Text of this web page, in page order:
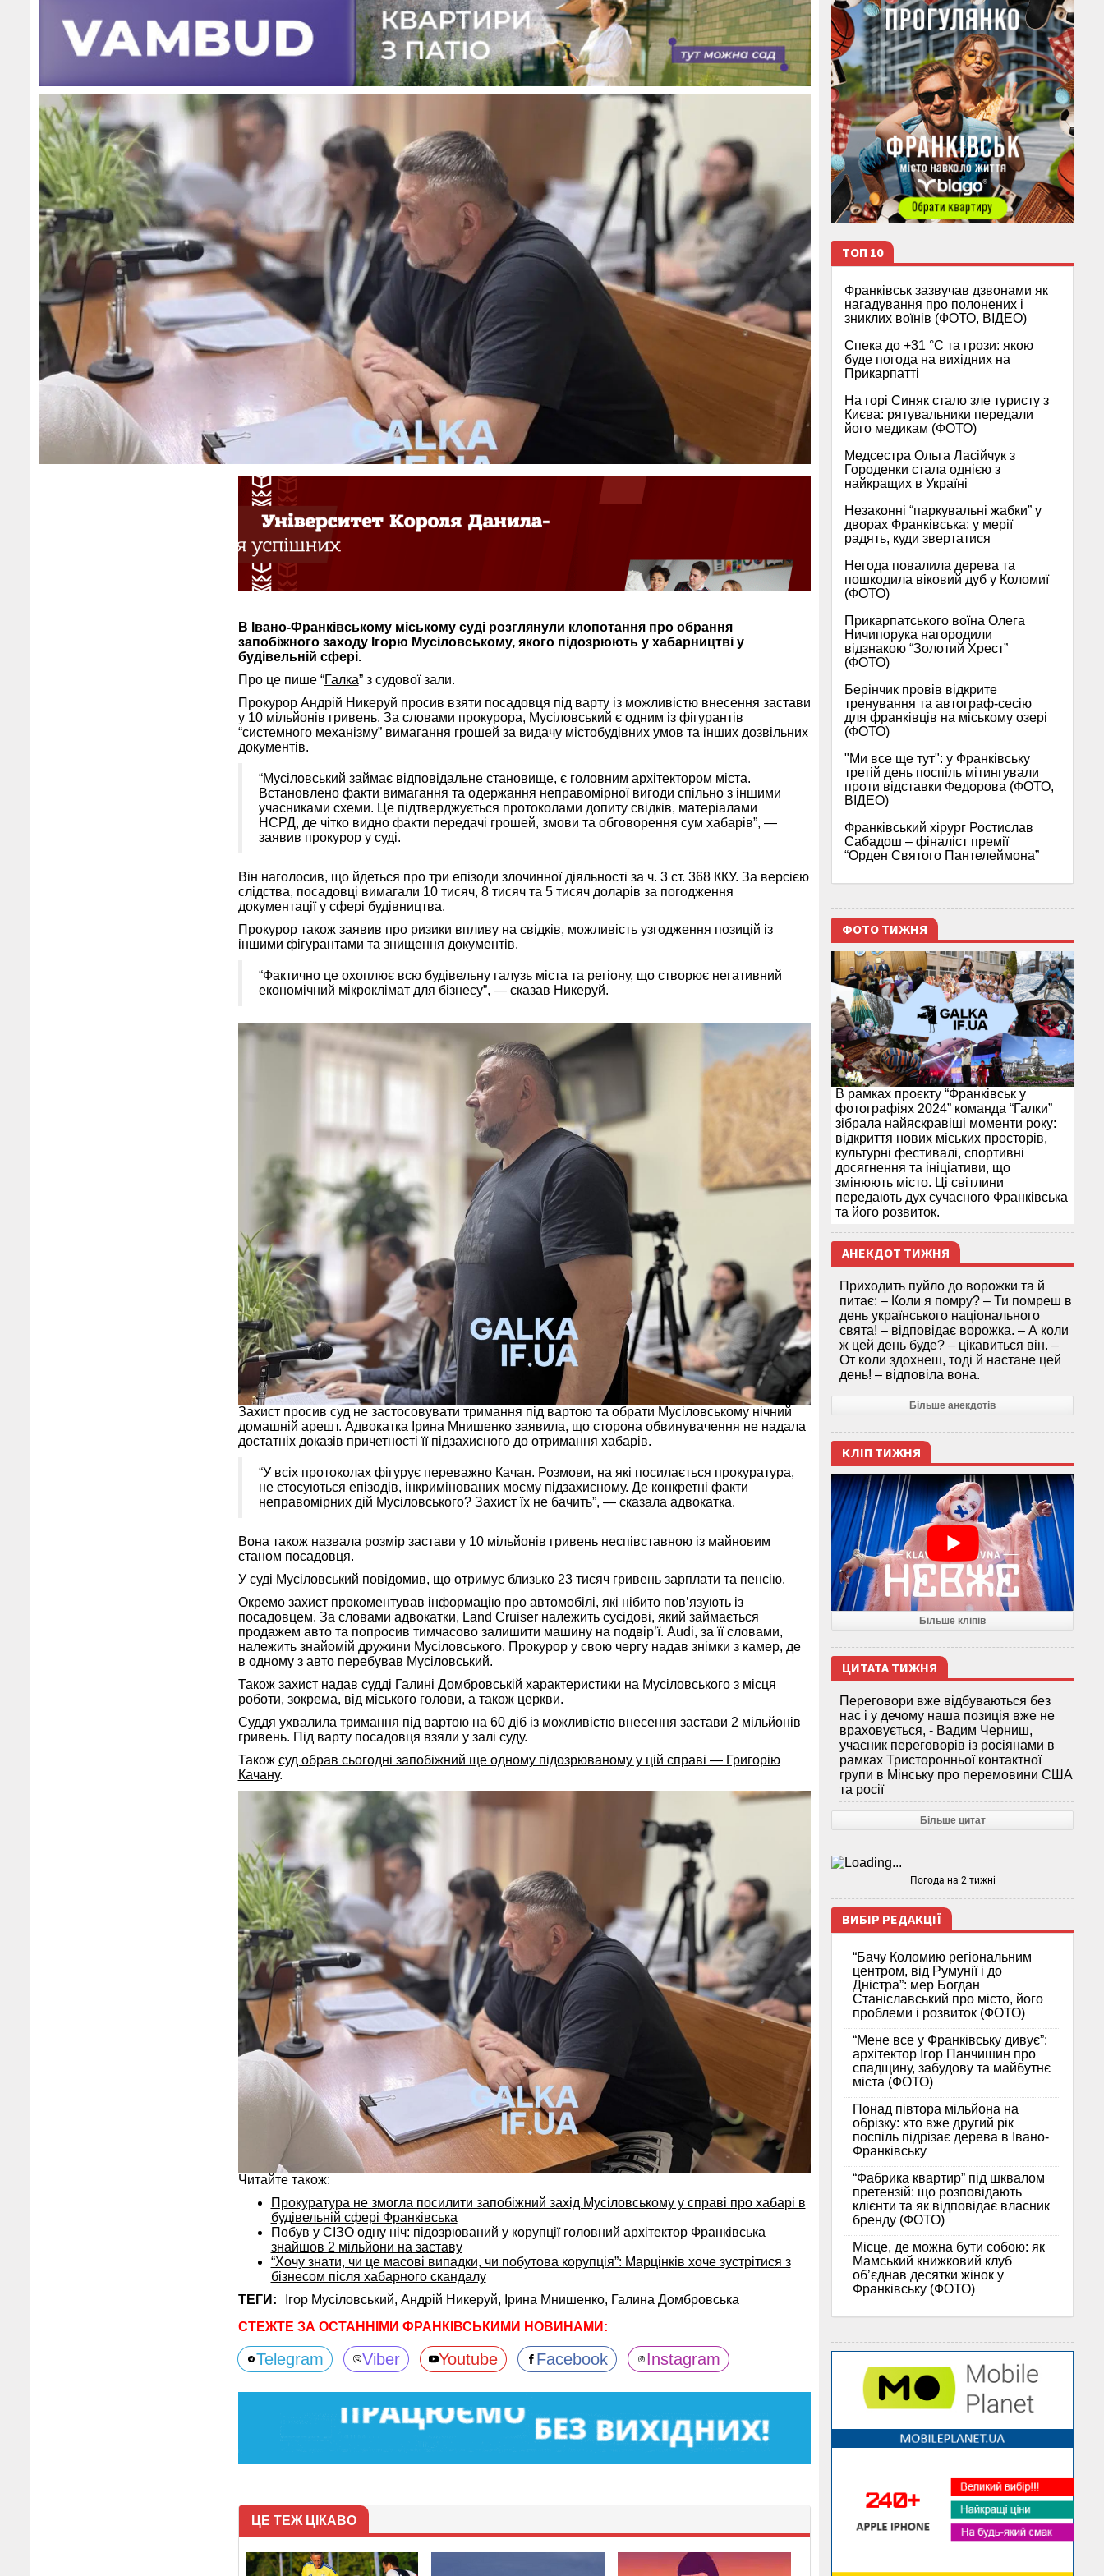
В Івано-Франківському міському суді розглянули клопотання про обрання
запобіжного заходу Ігорю Мусіловському, якого підозрюють у хабарництві у
будівельній сфері.
Про це пише “Галка” з судової зали.
Прокурор Андрій Никеруй просив взяти посадовця під варту із можливістю внесення застави
у 10 мільйонів гривень. За словами прокурора, Мусіловський є одним із фігурантів
“системного механізму” вимагання грошей за видачу містобудівних умов та інших дозвільних
документів.
“Мусіловський займає відповідальне становище, є головним архітектором міста.
Встановлено факти вимагання та одержання неправомірної вигоди спільно з іншими
учасниками схеми. Це підтверджується протоколами допиту свідків, матеріалами
НСРД, де чітко видно факти передачі грошей, змови та обговорення сум хабарів”, —
заявив прокурор у суді.
Він наголосив, що йдеться про три епізоди злочинної діяльності за ч. 3 ст. 368 ККУ. За версією
слідства, посадовці вимагали 10 тисяч, 8 тисяч та 5 тисяч доларів за погодження
документації у сфері будівництва.
Прокурор також заявив про ризики впливу на свідків, можливість узгодження позицій із
іншими фігурантами та знищення документів.
“Фактично це охоплює всю будівельну галузь міста та регіону, що створює негативний
економічний мікроклімат для бізнесу”, — сказав Никеруй.
Захист просив суд не застосовувати тримання під вартою та обрати Мусіловському нічний
домашній арешт. Адвокатка Ірина Мнишенко заявила, що сторона обвинувачення не надала
достатніх доказів причетності її підзахисного до отримання хабарів.
“У всіх протоколах фігурує переважно Качан. Розмови, на які посилається прокуратура,
не стосуються епізодів, інкримінованих моєму підзахисному. Де конкретні факти
неправомірних дій Мусіловського? Захист їх не бачить”, — сказала адвокатка.
Вона також назвала розмір застави у 10 мільйонів гривень неспівставною із майновим
станом посадовця.
У суді Мусіловський повідомив, що отримує близько 23 тисяч гривень зарплати та пенсію.
Окремо захист прокоментував інформацію про автомобілі, які нібито пов’язують із
посадовцем. За словами адвокатки, Land Cruiser належить сусідові, який займається
продажем авто та попросив тимчасово залишити машину на подвір’ї. Audi, за її словами,
належить знайомій дружини Мусіловського. Прокурор у свою чергу надав знімки з камер, де
в одному з авто перебував Мусіловський.
Також захист надав судді Галині Домбровській характеристики на Мусіловського з місця
роботи, зокрема, від міського голови, а також церкви.
Суддя ухвалила тримання під вартою на 60 діб із можливістю внесення застави 2 мільйонів
гривень. Під варту посадовця взяли у залі суду.
Також суд обрав сьогодні запобіжний ще одному підозрюваному у цій справі — Григорію
Качану.
Читайте також:
Прокуратура не змогла посилити запобіжний захід Мусіловському у справі про хабарі в
будівельній сфері Франківська
Побув у СІЗО одну ніч: підозрюваний у корупції головний архітектор Франківська
знайшов 2 мільйони на заставу
“Хочу знати, чи це масові випадки, чи побутова корупція”: Марцінків хоче зустрітися з
бізнесом після хабарного скандалу
ТЕГИ:
Ігор Мусіловський, Андрій Никеруй, Ірина Мнишенко, Галина Домбровська
СТЕЖТЕ ЗА ОСТАННІМИ ФРАНКІВСЬКИМИ НОВИНАМИ:
Telegram Viber Youtube Facebook Instagram
ЦЕ ТЕЖ ЦІКАВО
ТОП 10
Франківськ зазвучав дзвонами як
нагадування про полонених і
зниклих воїнів (ФОТО, ВІДЕО)
Спека до +31 °C та грози: якою
буде погода на вихідних на
Прикарпатті
На горі Синяк стало зле туристу з
Києва: рятувальники передали
його медикам (ФОТО)
Медсестра Ольга Ласійчук з
Городенки стала однією з
найкращих в Україні
Незаконні “паркувальні жабки” у
дворах Франківська: у мерії
радять, куди звертатися
Негода повалила дерева та
пошкодила віковий дуб у Коломиї
(ФОТО)
Прикарпатського воїна Олега
Ничипорука нагородили
відзнакою “Золотий Хрест”
(ФОТО)
Берінчик провів відкрите
тренування та автограф-сесію
для франківців на міському озері
(ФОТО)
"Ми все ще тут": у Франківську
третій день поспіль мітингували
проти відставки Федорова (ФОТО,
ВІДЕО)
Франківський хірург Ростислав
Сабадош – фіналіст премії
“Орден Святого Пантелеймона”
ФОТО ТИЖНЯ
В рамках проєкту “Франківськ у
фотографіях 2024” команда “Галки”
зібрала найяскравіші моменти року:
відкриття нових міських просторів,
культурні фестивалі, спортивні
досягнення та ініціативи, що
змінюють місто. Ці світлини
передають дух сучасного Франківська
та його розвиток.
АНЕКДОТ ТИЖНЯ
Приходить пуйло до ворожки та й
питає: – Коли я помру? – Ти помреш в
день українського національного
свята! – відповідає ворожка. – А коли
ж цей день буде? – цікавиться він. –
От коли здохнеш, тоді й настане цей
день! – відповіла вона.
Більше анекдотів
КЛІП ТИЖНЯ
Більше кліпів
ЦИТАТА ТИЖНЯ
Переговори вже відбуваються без
нас і у дечому наша позиція вже не
враховується, - Вадим Черниш,
учасник переговорів із росіянами в
рамках Тристоронньої контактної
групи в Мінську про перемовини США
та росії
Більше цитат
Погода на 2 тижні
ВИБІР РЕДАКЦІЇ
“Бачу Коломию регіональним
центром, від Румунії і до
Дністра”: мер Богдан
Станіславський про місто, його
проблеми і розвиток (ФОТО)
“Мене все у Франківську дивує”:
архітектор Ігор Панчишин про
спадщину, забудову та майбутнє
міста (ФОТО)
Понад півтора мільйона на
обрізку: хто вже другий рік
поспіль підрізає дерева в Івано-
Франківську
“Фабрика квартир” під шквалом
претензій: що розповідають
клієнти та як відповідає власник
бренду (ФОТО)
Місце, де можна бути собою: як
Мамський книжковий клуб
об’єднав десятки жінок у
Франківську (ФОТО)